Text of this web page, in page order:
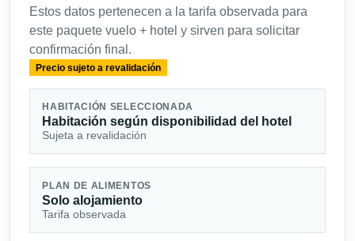
Estos datos pertenecen a la tarifa observada para
este paquete vuelo + hotel y sirven para solicitar
confirmación final.
Precio sujeto a revalidación
HABITACIÓN SELECCIONADA
Habitación según disponibilidad del hotel
Sujeta a revalidación
PLAN DE ALIMENTOS
Solo alojamiento
Tarifa observada